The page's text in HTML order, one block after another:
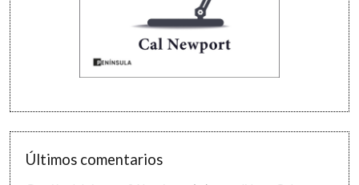
Últimos comentarios